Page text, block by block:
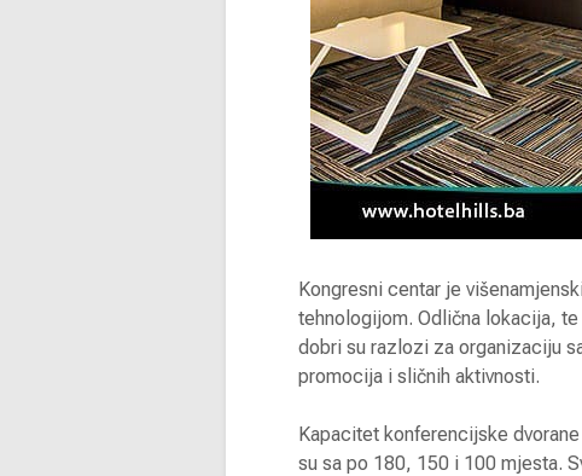
Kongresni centar je
tehnologijom. Odlična lokacija,
dobri su razlozi za organizaciju
promocija i sličnih aktivnosti.
Kapacitet konferencijske
su sa po 180, 150 i 100 mjesta.